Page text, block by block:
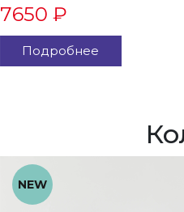
7650 ₽
Подробнее
NEW